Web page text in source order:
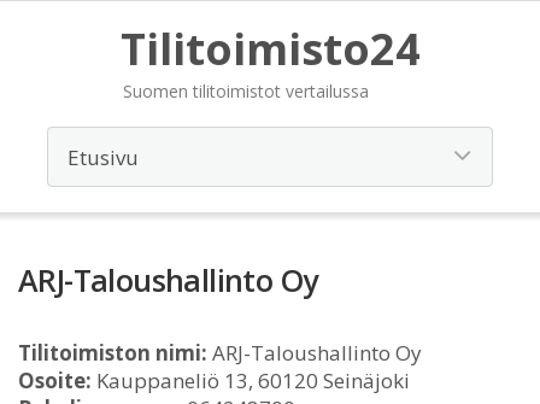
Tilitoimisto24
Suomen tilitoimistot vertailussa
ARJ-Taloushallinto Oy
Tilitoimiston nimi: ARJ-Taloushallinto Oy
Osoite: Kauppaneliö 13, 60120 Seinäjoki